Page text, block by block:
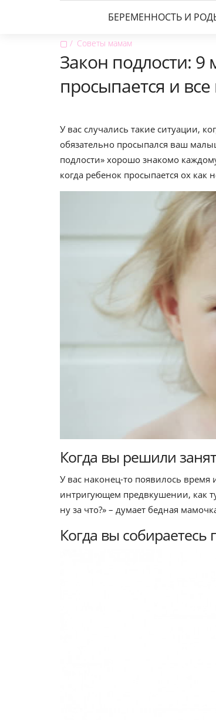
БЕРЕМЕННОСТЬ И
▢ Советы мамам
Закон подлости:
просыпается и все
У вас случались такие ситуации,
обязательно просыпался ваш
подлости» хорошо знакомо
когда ребенок просыпается ох как
Когда вы решили
У вас наконец-то появилось время
интригующем предвкушении, как
ну за что?» – думает бедная
Когда вы собираетесь